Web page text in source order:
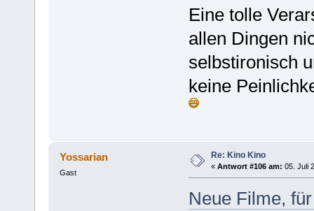
Eine tolle
allen Dingen
selbstironisch
keine
Yossarian
Gast
Re: Kino Kino
« Antwort #106 am: 05. Juli
Neue Filme,